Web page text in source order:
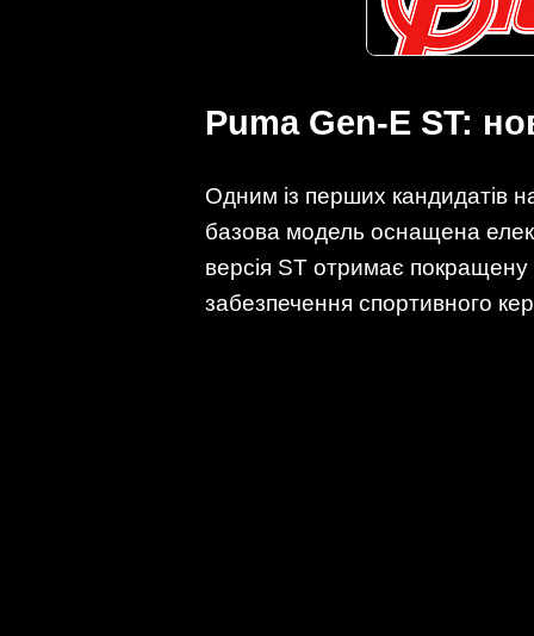
Puma Gen-E ST:
Одним із перших кандидатів
базова модель оснащена
версія ST отримає покращену
забезпечення спортивного